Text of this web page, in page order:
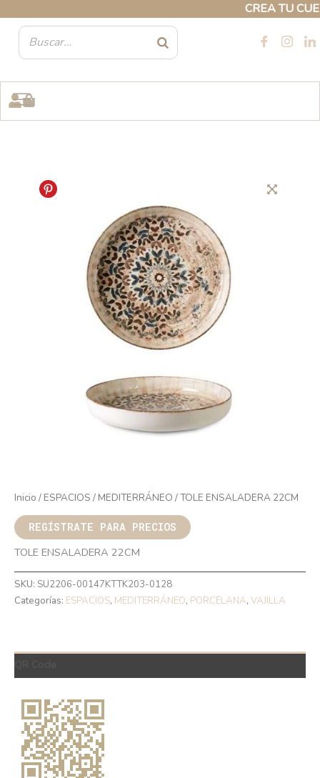
CREA TU
contenido
Inicio / ESPACIOS / MEDITERRÁNEO / TOLE ENSALADERA 22CM
REGÍSTRATE PARA PRECIOS
TOLE ENSALADERA 22CM
SKU: SU2206-00147KTTK203-0128
Categorías: ESPACIOS, MEDITERRÁNEO, PORCELANA, VAJILLA